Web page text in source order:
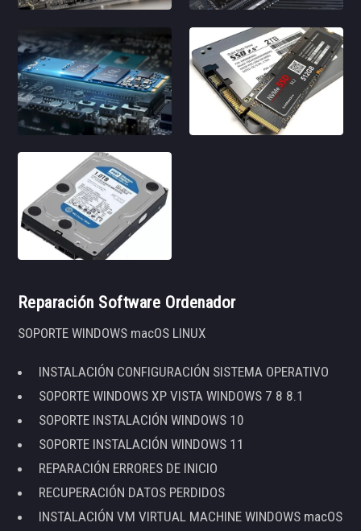
Reparación Software Ordenador
SOPORTE WINDOWS macOS LINUX
INSTALACIÓN CONFIGURACIÓN SISTEMA OPERATIVO
SOPORTE WINDOWS XP VISTA WINDOWS 7 8 8.1
SOPORTE INSTALACIÓN WINDOWS 10
SOPORTE INSTALACIÓN WINDOWS 11
REPARACIÓN ERRORES DE INICIO
RECUPERACIÓN DATOS PERDIDOS
INSTALACIÓN VM VIRTUAL MACHINE WINDOWS macOS